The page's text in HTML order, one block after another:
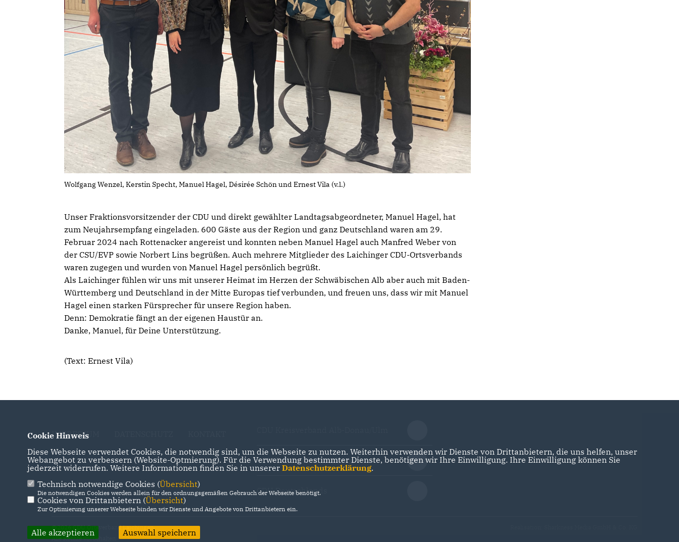
Wolfgang Wenzel, Kerstin Specht, Manuel Hagel, Désirée Schön und Ernest Vila (v.l.)
Unser Fraktionsvorsitzender der CDU und direkt gewählter Landtagsabgeordneter, Manuel Hagel, hat
zum Neujahrsempfang eingeladen. 600 Gäste aus der Region und ganz Deutschland waren am 29.
Februar 2024 nach Rottenacker angereist und konnten neben Manuel Hagel auch Manfred Weber von
der CSU/EVP sowie Norbert Lins begrüßen. Auch mehrere Mitglieder des Laichinger CDU-Ortsverbands
waren zugegen und wurden von Manuel Hagel persönlich begrüßt.
Als Laichinger fühlen wir uns mit unserer Heimat im Herzen der Schwäbischen Alb aber auch mit Baden-
Württemberg und Deutschland in der Mitte Europas tief verbunden, und freuen uns, dass wir mit Manuel
Hagel einen starken Fürsprecher für unsere Region haben.
Denn: Demokratie fängt an der eigenen Haustür an.
Danke, Manuel, für Deine Unterstützung.
(Text: Ernest Vila)
IMPRESSUM
CDU Baden-Württemberg
CDU Deutschlands
@2026 CDU Ortsverband Laichingen
Alle Rechte vorbehalten.
Cookie Hinweis
Diese Webseite verwendet Cookies, die notwendig sind, um die Webseite zu nutzen. Weiterhin verwenden wir Dienste von Drittanbietern, die uns helfen, unser
Webangebot zu verbessern (Website-Optmierung). Für die Verwendung bestimmter Dienste, benötigen wir Ihre Einwilligung. Ihre Einwilligung können Sie
jederzeit widerrufen. Weitere Informationen finden Sie in unserer Datenschutzerklärung.
Technisch notwendige Cookies (Übersicht)
Die notwendigen Cookies werden allein für den ordnungsgemäßen Gebrauch der Webseite benötigt.
Cookies von Drittanbietern (Übersicht)
Zur Optimierung unserer Webseite binden wir Dienste und Angebote von Drittanbietern ein.
Alle akzeptieren Auswahl speichern